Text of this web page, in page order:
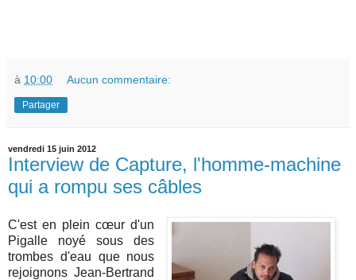
à 10:00 Aucun commentaire:
Partager
vendredi 15 juin 2012
Interview de Capture, l'homme-machine
qui a rompu ses câbles
C'est en plein cœur d'un
Pigalle noyé sous des
trombes d'eau que nous
rejoignons Jean-Bertrand